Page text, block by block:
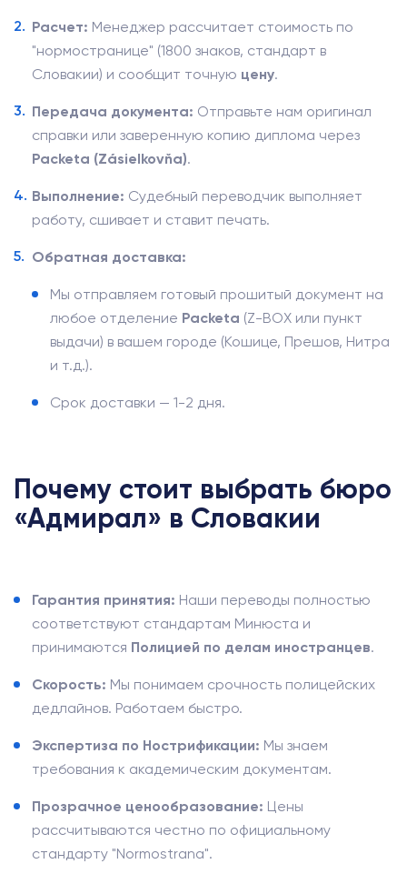
Расчет: Менеджер рассчитает стоимость по
"нормостранице" (1800 знаков, стандарт в
Словакии) и сообщит точную цену.
Передача документа: Отправьте нам оригинал
справки или заверенную копию диплома через
Packeta (Zásielkovňa).
Выполнение: Судебный переводчик выполняет
работу, сшивает и ставит печать.
Обратная доставка:
Мы отправляем готовый прошитый документ на
любое отделение Packeta (Z-BOX или пункт
выдачи) в вашем городе (Кошице, Прешов, Нитра
и т.д.).
Срок доставки — 1-2 дня.
Почему стоит выбрать бюро
«Адмирал» в Словакии
Гарантия принятия: Наши переводы полностью
соответствуют стандартам Минюста и
принимаются Полицией по делам иностранцев.
Скорость: Мы понимаем срочность полицейских
дедлайнов. Работаем быстро.
Экспертиза по Нострификации: Мы знаем
требования к академическим документам.
Прозрачное ценообразование: Цены
рассчитываются честно по официальному
стандарту "Normostrana".